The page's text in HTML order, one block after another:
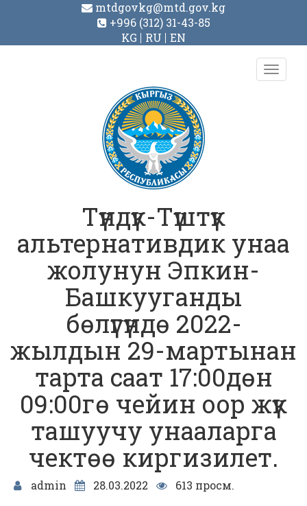
mtdgovkg@mtd.gov.kg
+996 (312) 31-43-85
KG
RU EN
Toggle
Түндүк-Түштүк
альтернативдик унаа
жолунун Эпкин-
Башкууганды
бөлүгүндө 2022-
жылдын 29-мартынан
тарта саат 17:00дөн
09:00гө чейин оор жүк
ташуучу унааларга
чектөө киргизилет.
admin 28.03.2022
613 просм.